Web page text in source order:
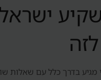
מגיע בדרך כלל עם שאלות